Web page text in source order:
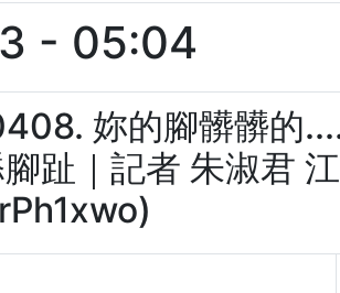
- 05:04
妳的腳髒髒的
趾｜記者 朱淑君